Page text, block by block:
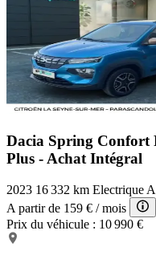
Dacia Spring Confort
Plus - Achat Intégral
2023 16 332 km Electrique
A partir de 159 € / mois
Prix du véhicule : 10 990 €